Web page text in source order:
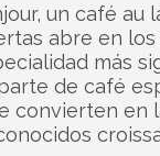
un café au
abre en
más
de café
convierten